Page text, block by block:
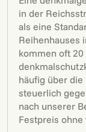
in der
als eine
Reihenhauses
kommen oft
häufig über die
steuerlich
nach unserer
Festpreis